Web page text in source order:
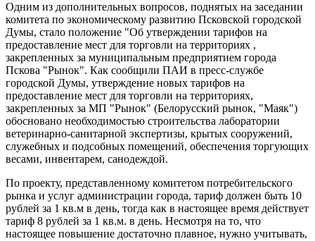
Одним из дополнительных вопросов, поднятых на заседании
комитета по экономическому развитию Псковской городской
Думы, стало положение "Об утверждении тарифов на
предоставление мест для торговли на территориях ,
закрепленных за муниципальным предприятием города
Пскова "Рынок". Как сообщили ПАИ в пресс-службе
городской Думы, утверждение новых тарифов на
предоставление мест для торговли на территориях,
закрепленных за МП "Рынок" (Белорусский рынок, "Маяк")
обосновано необходимостью строительства лаборатории
ветеринарно-санитарной экспертизы, крытых сооружений,
служебных и подсобных помещений, обеспечения торгующих
весами, инвентарем, санодеждой.
По проекту, представленному комитетом потребительского
рынка и услуг администрации города, тариф должен быть 10
рублей за 1 кв.м в день, тогда как в настоящее время действует
тариф 8 рублей за 1 кв.м. в день. Несмотря на то, что
настоящее повышение достаточно плавное, нужно учитывать,